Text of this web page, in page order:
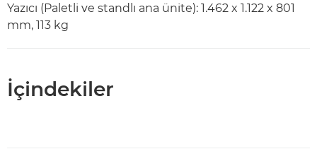
Yazıcı (Paletli ve standlı ana ünite): 1.462 x 1.122 x 801
mm, 113 kg
İçindekiler